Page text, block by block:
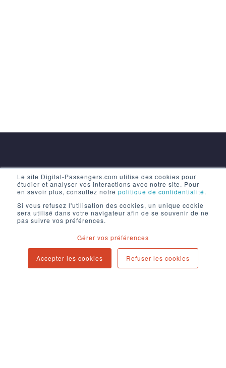
Le site Digital-Passengers.com utilise des cookies pour
étudier et analyser vos interactions avec notre site. Pour
en savoir plus, consultez notre politique de confidentialité.
Si vous refusez l'utilisation des cookies, un unique cookie
sera utilisé dans votre navigateur afin de se souvenir de ne
pas suivre vos préférences.
Gérer vos préférences
Accepter les cookies Refuser les cookies
Embarquez avec nous
Discutons de votre projet ensemble pour
savoir
comment nous pouvons vous aider.